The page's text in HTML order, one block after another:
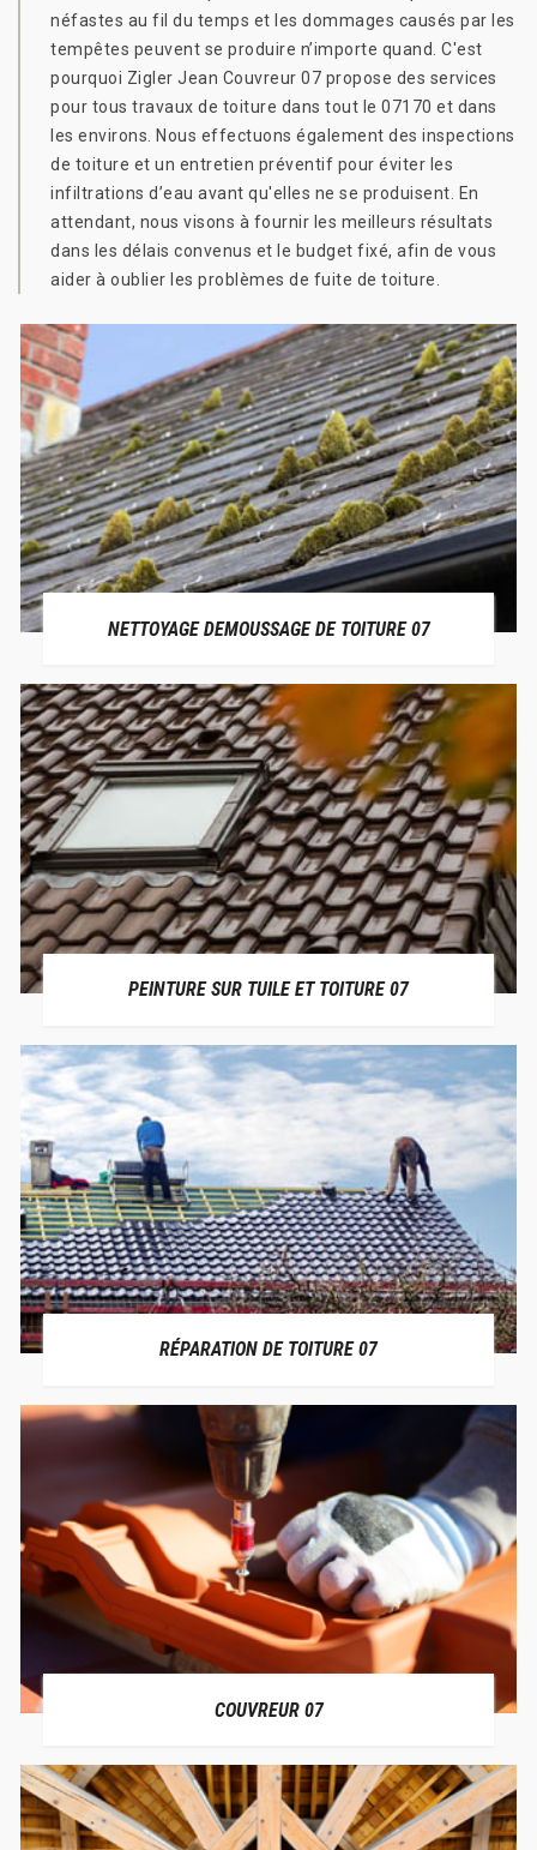
néfastes au fil du temps et les dommages causés par les
tempêtes peuvent se produire n’importe quand. C'est
pourquoi Zigler Jean Couvreur 07 propose des services
pour tous travaux de toiture dans tout le 07170 et dans
les environs. Nous effectuons également des inspections
de toiture et un entretien préventif pour éviter les
infiltrations d’eau avant qu'elles ne se produisent. En
attendant, nous visons à fournir les meilleurs résultats
dans les délais convenus et le budget fixé, afin de vous
aider à oublier les problèmes de fuite de toiture.
NETTOYAGE DEMOUSSAGE DE TOITURE 07
PEINTURE SUR TUILE ET TOITURE 07
RÉPARATION DE TOITURE 07
COUVREUR 07